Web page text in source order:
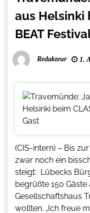
aus Helsinki
BEAT
Redakteur 1.
(CIS-intern) – Bis
zwar noch ein
steigt: Lübecks
begrüßte 150
Gesellschaftshaus
wollten. „Ich freue